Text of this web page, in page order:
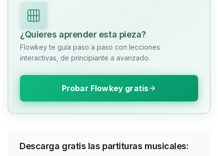
¿Quieres aprender esta pieza?
Flowkey te guía paso a paso con lecciones
interactivas, de principiante a avanzado.
Probar Flowkey gratis
Descarga gratis las partituras musicales: